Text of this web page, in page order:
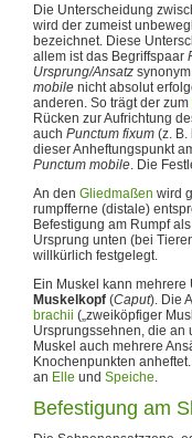
Die Unterscheidung
wird der zumeist
bezeichnet. Diese
allem ist das Begriffspaar
Ursprung/Ansatz
mobile nicht absolut
anderen. So trägt der zum
Rücken zur Aufrichtung
auch Punctum fixum (z. B.
dieser Anheftungspunkt
Punctum mobile. Die
An den Gliedmaßen wird
rumpfferne (distale)
Befestigung am Rumpf
Ursprung unten (bei
willkürlich festgelegt.
Ein Muskel kann
Muskelkopf (Caput). Die
brachii („zweiköpfiger
Ursprungssehnen, die an
Muskel auch mehrere
Knochenpunkten
an Elle und Speiche.
Befestigung am